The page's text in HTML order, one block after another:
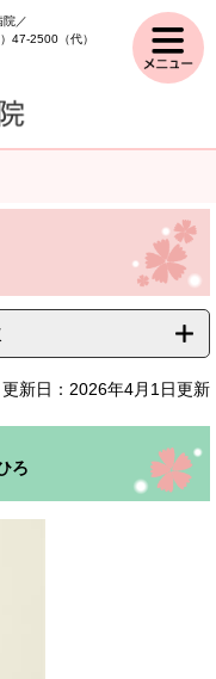
院
47-2500（代）
更新日：2026年4月1日更新
ろ